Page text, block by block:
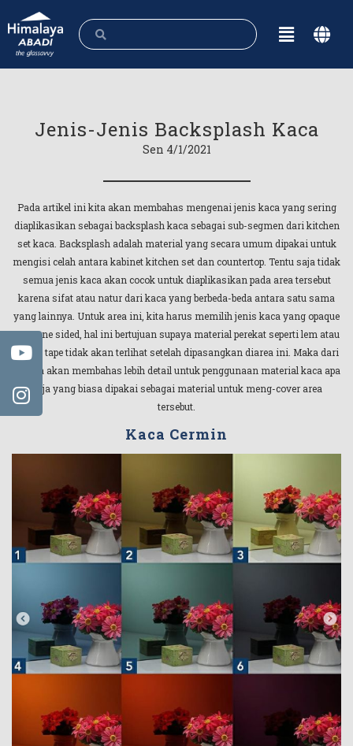
Jenis-Jenis Backsplash Kaca
Sen 4/1/2021
Pada artikel ini kita akan membahas mengenai jenis kaca yang sering
diaplikasikan sebagai backsplash kaca sebagai sub-segmen dari kitchen
set kaca. Backsplash adalah material yang secara umum dipakai untuk
mengisi celah antara kabinet kitchen set dan countertop. Tentu saja tidak
semua jenis kaca akan cocok untuk diaplikasikan pada area tersebut
karena sifat atau natur dari kaca yang berbeda-beda antara satu sama
yang lainnya. Untuk area ini, kita harus memilih jenis kaca yang opaque
atau one sided, hal ini bertujuan supaya material perekat seperti lem atau
double tape tidak akan terlihat setelah dipasangkan diarea ini. Maka dari
itu kita akan membahas lebih detail untuk penggunaan material kaca apa
saja yang biasa dipakai sebagai material untuk meng-cover area
tersebut.
Kaca Cermin